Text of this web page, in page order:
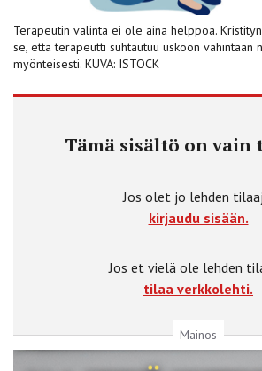
Terapeutin valinta ei ole aina helppoa.
se, että terapeutti suhtautuu uskoon vähintään
myönteisesti. KUVA: ISTOCK
Tämä sisältö on
Jos olet jo lehden
kirjaudu sisään.
Jos et vielä ole lehden
tilaa verkkolehti.
Mainos